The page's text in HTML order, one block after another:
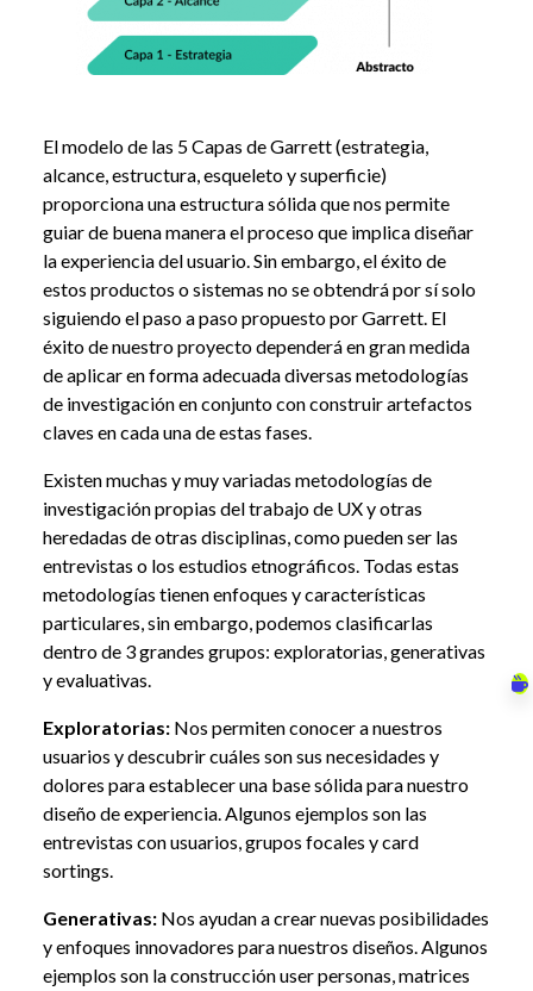
El modelo de las 5 Capas de Garrett (estrategia,
alcance, estructura, esqueleto y superficie)
proporciona una estructura sólida que nos permite
guiar de buena manera el proceso que implica diseñar
la experiencia del usuario. Sin embargo, el éxito de
estos productos o sistemas no se obtendrá por sí solo
siguiendo el paso a paso propuesto por Garrett. El
éxito de nuestro proyecto dependerá en gran medida
de aplicar en forma adecuada diversas metodologías
de investigación en conjunto con construir artefactos
claves en cada una de estas fases.
Existen muchas y muy variadas metodologías de
investigación propias del trabajo de UX y otras
heredadas de otras disciplinas, como pueden ser las
entrevistas o los estudios etnográficos. Todas estas
metodologías tienen enfoques y características
particulares, sin embargo, podemos clasificarlas
dentro de 3 grandes grupos: exploratorias, generativas
y evaluativas.
Exploratorias: Nos permiten conocer a nuestros
usuarios y descubrir cuáles son sus necesidades y
dolores para establecer una base sólida para nuestro
diseño de experiencia. Algunos ejemplos son las
entrevistas con usuarios, grupos focales y card
sortings.
Generativas: Nos ayudan a crear nuevas posibilidades
y enfoques innovadores para nuestros diseños. Algunos
ejemplos son la construcción user personas, matrices